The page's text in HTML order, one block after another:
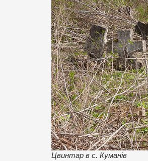
Цвинтар в с. Куманів